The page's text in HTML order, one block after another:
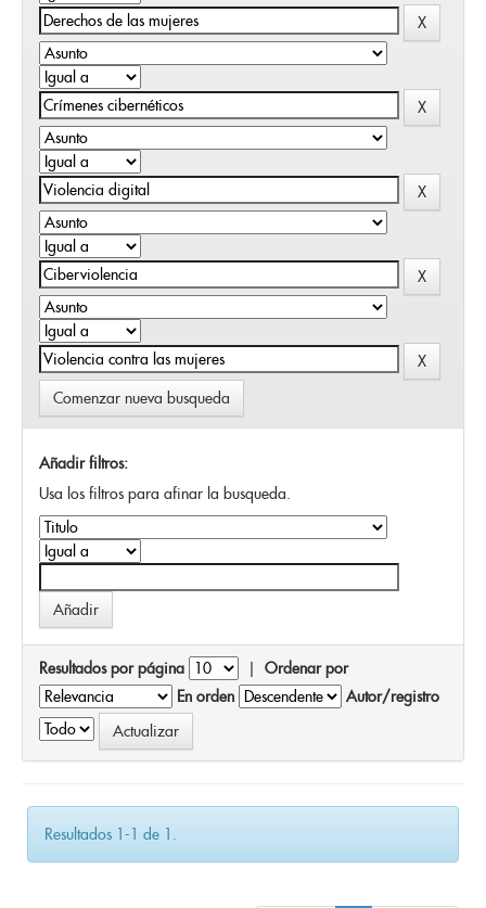
Comenzar nueva busqueda
Añadir filtros:
Usa los filtros para afinar la busqueda.
Resultados por página | Ordenar por
En orden
Autor/registro
Resultados 1-1 de 1.